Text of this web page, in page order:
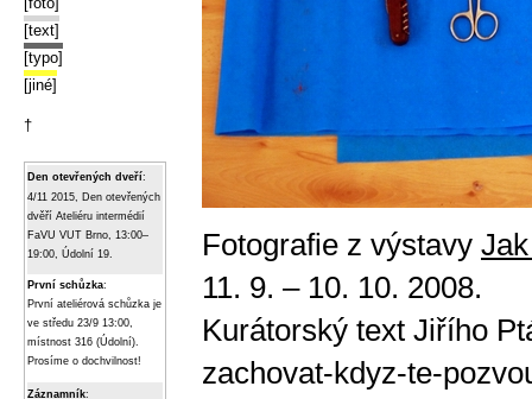
[text]
[typo]
[jiné]
†
Den otevřených dveří:
4/11 2015, Den otevřených
dvěří Ateliéru intermédií
FaVU VUT Brno, 13:00–
19:00, Údolní 19.
První schůzka:
První ateliérová schůzka je
ve středu 23/9 13:00,
místnost 316 (Údolní).
Prosíme o dochvilnost!
Záznamník:
Fotografie z výstavy
11. 9. – 10. 10. 2008.
Kurátorský text Jiřího
zachovat-kdyz-te-